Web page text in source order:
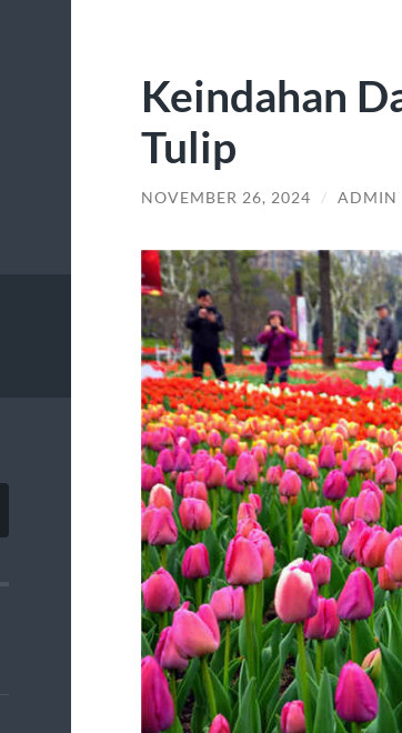
Keindahan
Tulip
NOVEMBER 26, 2024 / ADMIN